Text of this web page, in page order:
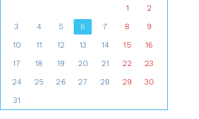
1 2
3 4 5 6 7 8 9
10 11 12 13 14 15 16
17 18 19 20 21 22 23
24 25 26 27 28 29 30
31